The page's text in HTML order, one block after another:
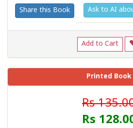
Share this Book Ask to AI
Add to Cart
Printed Book
Rs
Rs